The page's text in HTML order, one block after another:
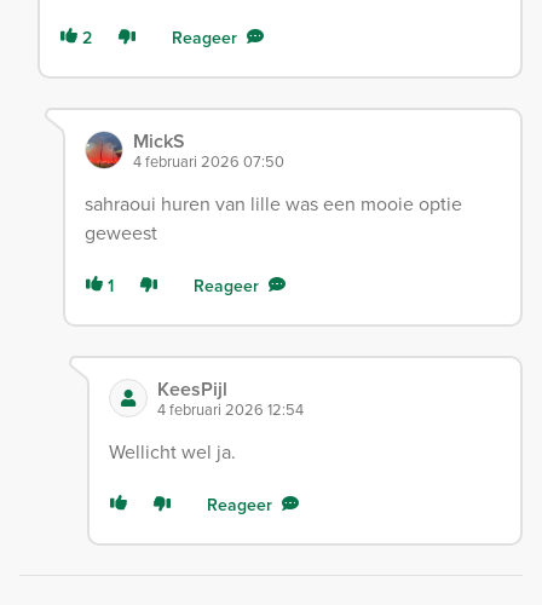
2 Reageer
MickS
4 februari 2026 07:50
sahraoui huren van lille was een mooie optie
geweest
1 Reageer
KeesPijl
4 februari 2026 12:54
Wellicht wel ja.
Reageer